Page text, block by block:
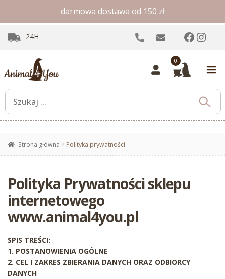
darmowa dostawa od 150 zł
24H
0
Strona główna Polityka prywatności
Polityka Prywatności sklepu
internetowego
www.animal4you.pl
SPIS TREŚCI:
1. POSTANOWIENIA OGÓLNE
2. CEL I ZAKRES ZBIERANIA DANYCH ORAZ ODBIORCY
DANYCH